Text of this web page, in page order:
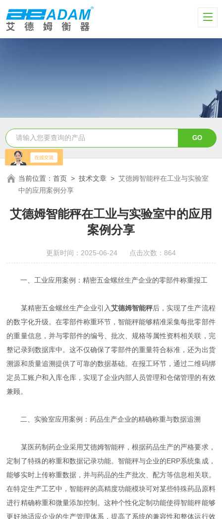
当前位置：首页 >技术文章 >艾德姆智能秤在工业与实验室
中的应用案例分享
艾德姆智能秤在工业与实验室中的应用
案例分享
更新时间：2025-06-24 点击次数：864
一、工业应用案例：精密五金螺丝生产企业的零部件称重报工
某精密五金螺丝生产企业引入艾德姆智能秤后，实现了生产流程
的数字化升级。在零部件称重环节，智能秤能够精准采集每批零部件
的重量信息，并与零部件的编号、批次、规格等属性资料相关联，完
整记录到数据库中。这不仅确保了零部件的重量符合标准，还为出货
溯源和质量追溯提供了可靠的数据基础。在报工环节，通过二维码绑
定员工账户和入库仓库，实现了企业内部人员管理和仓储管理的有效
兼顾。
二、实验室应用案例：药品生产企业的精确称重与数据追溯
某医药制药企业采用艾德姆智能秤，根据药品生产的严格要求，
定制了特殊的称重和数据记录功能。智能秤与企业的ERP系统集成，
能够实时上传称重数据，并与药品的生产批次、配方等信息相关联。
在特定生产工艺中，智能秤的高精度功能模块可对某些特殊药品原料
进行精确称重和微量添加控制。这种个性化定制功能使得智能秤能够
更好地适应企业的生产管理体系，提高了系统的兼容性和整体运行效